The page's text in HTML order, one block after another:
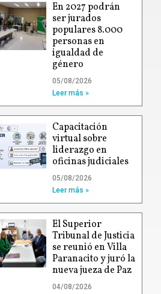
En 2027 podrán
ser jurados
populares 8.000
personas en
igualdad de
género
05/08/2026
Leer más »
Capacitación
virtual sobre
liderazgo en
oficinas judiciales
05/08/2026
Leer más »
El Superior
Tribunal de Justicia
se reunió en Villa
Paranacito y juró la
nueva jueza de Paz
04/08/2026